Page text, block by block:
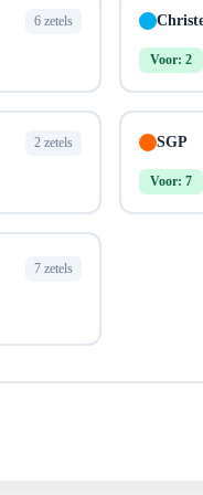
6 zetels
Voor: 2
2 zetels SGP
Voor: 7
7 zetels